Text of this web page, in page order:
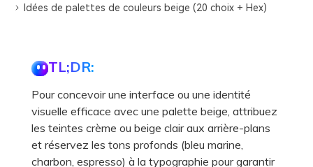
Idées de palettes de couleurs beige (20 choix + Hex)
TL;DR:
Pour concevoir une interface ou une identité
visuelle efficace avec une palette beige, attribuez
les teintes crème ou beige clair aux arrière-plans
et réservez les tons profonds (bleu marine,
charbon, espresso) à la typographie pour garantir